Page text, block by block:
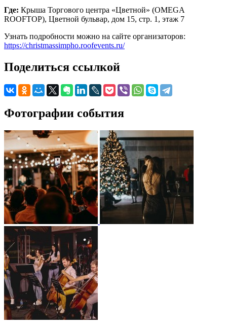
Где: Крыша Торгового центра «Цветной» (OMEGA
ROOFTOP), Цветной бульвар, дом 15, стр. 1, этаж 7
Узнать подробности можно на сайте организаторов:
https://christmassimpho.roofevents.ru/
Поделиться ссылкой
Фотографии события